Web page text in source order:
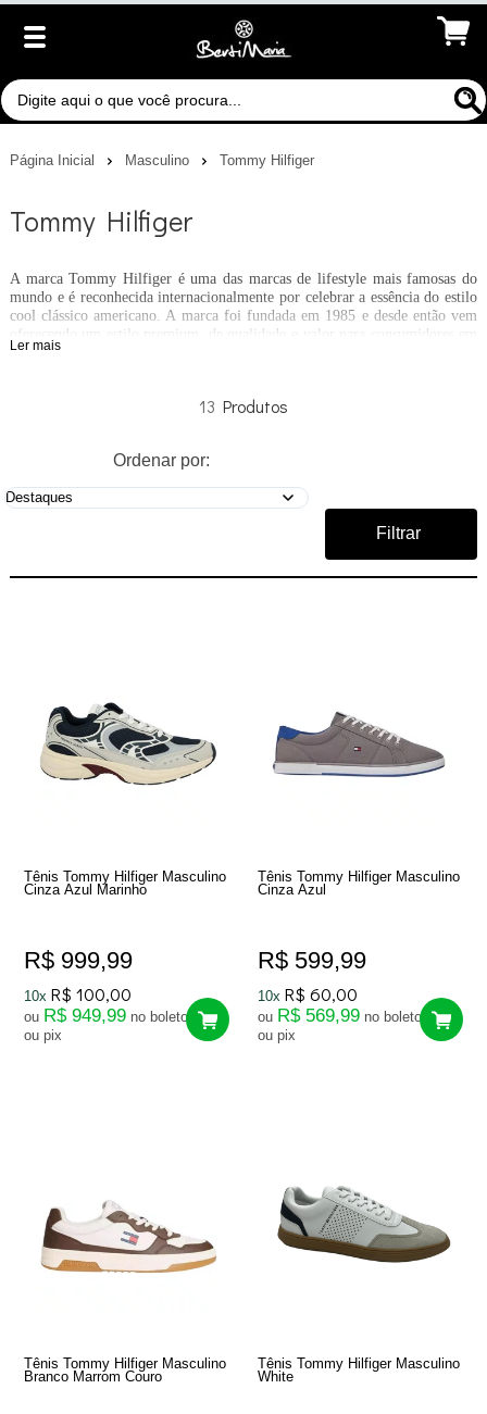
Página Inicial Masculino Tommy Hilfiger
Tommy Hilfiger
A marca Tommy Hilfiger é uma das marcas de lifestyle mais famosas do
mundo e é reconhecida internacionalmente por celebrar a essência do estilo
cool clássico americano. A marca foi fundada em 1985 e desde então vem
oferecendo um estilo premium, de qualidade e valor para consumidores em
todo o mundo, com uma variedade de: roupas masculinas, femininas e
decoração. O fundador, Tommy Hilfiger, continua sendo o designer
Ler mais
13
Ordenar por:
Filtrar
Tênis Tommy Hilfiger Masculino
Cinza Azul Marinho
R$ 999,99
10x R$ 100,00
ou R$ 949,99 no boleto
ou pix
Tênis Tommy Hilfiger Masculino
Cinza Azul
R$ 599,99
10x R$ 60,00
ou R$ 569,99 no boleto
ou pix
Tênis Tommy Hilfiger Masculino
Branco Marrom Couro
Tênis Tommy Hilfiger Masculino
White